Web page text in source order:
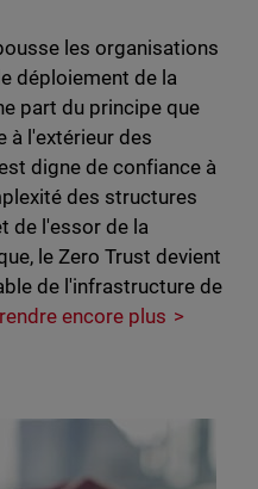
les organisations
déploiement de la
part du principe que
à l'extérieur des
digne de confiance à
des structures
de l'essor de la
le Zero Trust devient
de l'infrastructure de
encore plus